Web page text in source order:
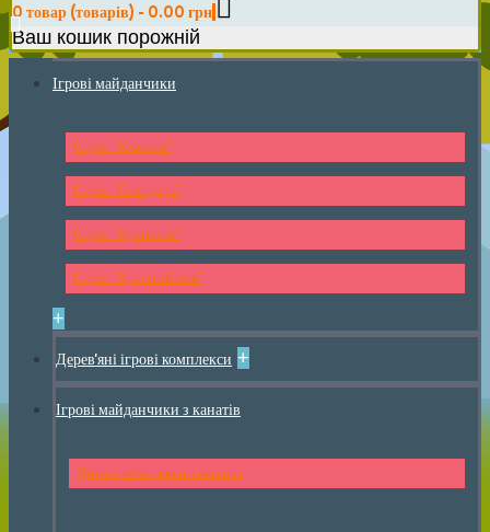
0 товар (товарів) - 0.00 грн
Ваш кошик порожній
Ігрові майданчики
Серія "Классик"
Серія "Стандарт"
Серія "Крепость"
Серія "Красный мак"
+
Дерев'яні ігрові комплекси +
Ігрові майданчики з канатів
Дитячі комплекси з канатів